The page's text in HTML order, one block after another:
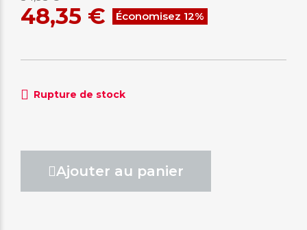
48,35 € Économisez 12%
Rupture de stock
Ajouter au panier